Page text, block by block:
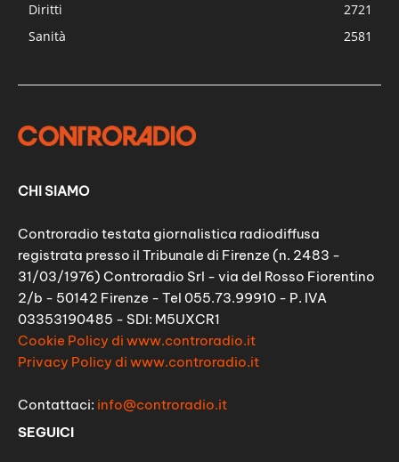
Diritti
2721
Sanità
2581
CHI SIAMO
Controradio testata giornalistica radiodiffusa
registrata presso il Tribunale di Firenze (n. 2483 -
31/03/1976) Controradio Srl - via del Rosso Fiorentino
2/b - 50142 Firenze - Tel 055.73.99910 - P. IVA
03353190485 - SDI: M5UXCR1
Cookie Policy di www.controradio.it
Privacy Policy di www.controradio.it
Contattaci: info@controradio.it
SEGUICI